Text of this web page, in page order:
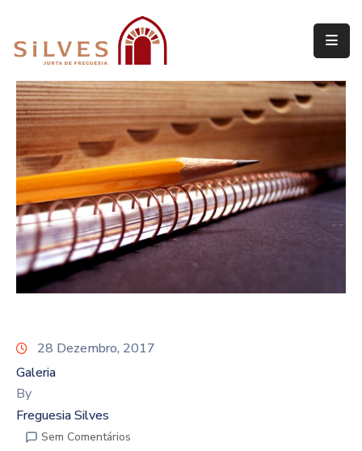
Junta
de
Freguesia
Assembleia
de
Freguesia
Projetos
28 Dezembro, 2017
Galeria
By
Freguesia Silves
Sem Comentários